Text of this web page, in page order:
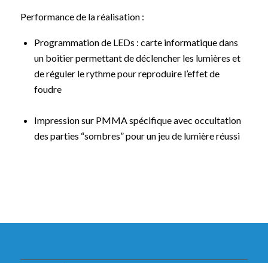
Performance de la réalisation :
Programmation de LEDs : carte informatique dans
un boitier permettant de déclencher les lumières et
de réguler le rythme pour reproduire l’effet de
foudre
Impression sur PMMA spécifique avec occultation
des parties “sombres” pour un jeu de lumière réussi